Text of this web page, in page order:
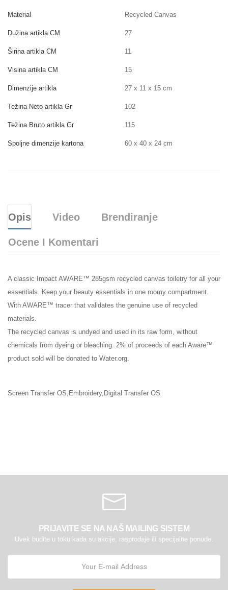
Material Recycled Canvas
Dužina artikla CM 27
Širina artikla CM 11
Visina artikla CM 15
Dimenzije artikla 27 x 11 x 15 cm
Težina Neto artikla Gr 102
Težina Bruto artikla Gr 115
Spoljne dimenzije kartona 60 x 40 x 24 cm
Opis Video Brendiranje
Ocene I Komentari
A classic Impact AWARE™ 285gsm recycled canvas toiletry for all your
essentials. Keep your beauty essentials in one roomy compartment.
With AWARE™ tracer that validates the genuine use of recycled
materials.
The recycled canvas is undyed and used in its raw form, without
chemicals from dyeing or bleaching. 2% of proceeds of each Aware™
product sold will be donated to Water.org.
Screen Transfer OS,Embroidery,Digital Transfer OS
PRIJAVITE SE NA NAŠ MAILING SISTEM
Uvek budite u toku kada su akcije, rasprodaje ili specijalne ponude.